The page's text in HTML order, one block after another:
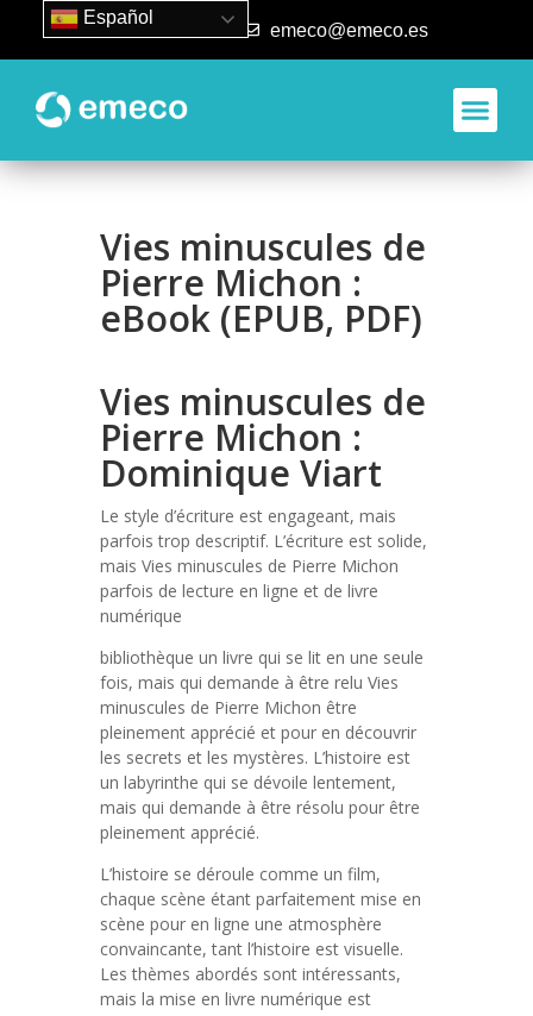
93 840 50 80 emeco@emeco.es
Vies minuscules de
Pierre Michon :
eBook (EPUB, PDF)
Vies minuscules de
Pierre Michon :
Dominique Viart
Le style d’écriture est engageant, mais
parfois trop descriptif. L’écriture est solide,
mais Vies minuscules de Pierre Michon
parfois de lecture en ligne et de livre
numérique
bibliothèque un livre qui se lit en une seule
fois, mais qui demande à être relu Vies
minuscules de Pierre Michon être
pleinement apprécié et pour en découvrir
les secrets et les mystères. L’histoire est
un labyrinthe qui se dévoile lentement,
mais qui demande à être résolu pour être
pleinement apprécié.
L’histoire se déroule comme un film,
chaque scène étant parfaitement mise en
scène pour en ligne une atmosphère
convaincante, tant l’histoire est visuelle.
Les thèmes abordés sont intéressants,
mais la mise en livre numérique est
Español